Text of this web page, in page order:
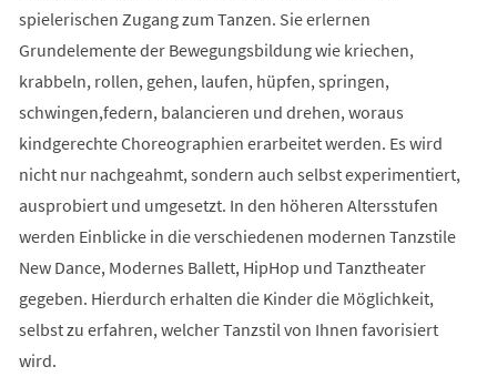
spielerischen Zugang zum Tanzen. Sie erlernen
Grundelemente der Bewegungsbildung wie kriechen,
krabbeln, rollen, gehen, laufen, hüpfen, springen,
schwingen,federn, balancieren und drehen, woraus
kindgerechte Choreographien erarbeitet werden. Es wird
nicht nur nachgeahmt, sondern auch selbst experimentiert,
ausprobiert und umgesetzt. In den höheren Altersstufen
werden Einblicke in die verschiedenen modernen Tanzstile
New Dance, Modernes Ballett, HipHop und Tanztheater
gegeben. Hierdurch erhalten die Kinder die Möglichkeit,
selbst zu erfahren, welcher Tanzstil von Ihnen favorisiert
wird.